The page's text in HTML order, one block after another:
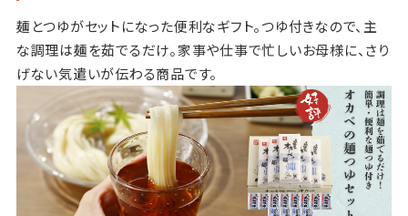
麺とつゆがセットになった便利なギフト。つゆ付きなので、主
な調理は麺を茹でるだけ。家事や仕事で忙しいお母様に、さり
げない気遣いが伝わる商品です。